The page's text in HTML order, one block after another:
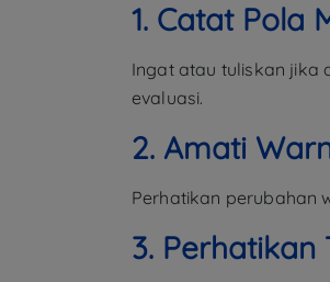
1. Catat Pola
Ingat atau tuliskan jika
evaluasi.
2. Amati
Perhatikan perubahan
3. Perhatikan